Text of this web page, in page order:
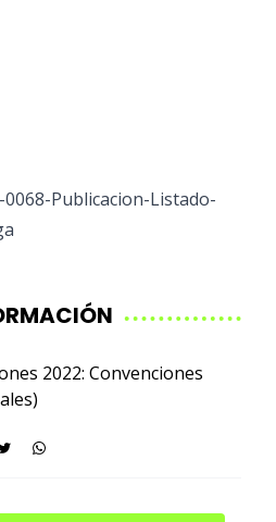
Publicacion-Listado-
2022: Convenciones